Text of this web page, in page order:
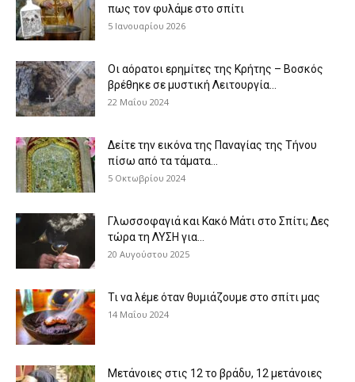
πως τον φυλάμε στο σπίτι
5 Ιανουαρίου 2026
Οι αόρατοι ερημίτες της Κρήτης – Βοσκός
βρέθηκε σε μυστική Λειτουργία...
22 Μαΐου 2024
Δείτε την εικόνα της Παναγίας της Τήνου
πίσω από τα τάματα...
5 Οκτωβρίου 2024
Γλωσσοφαγιά και Κακό Μάτι στο Σπίτι; Δες
τώρα τη ΛΥΣΗ για...
20 Αυγούστου 2025
Τι να λέμε όταν θυμιάζουμε στο σπίτι μας
14 Μαΐου 2024
Μετάνοιες στις 12 το βράδυ, 12 μετάνοιες